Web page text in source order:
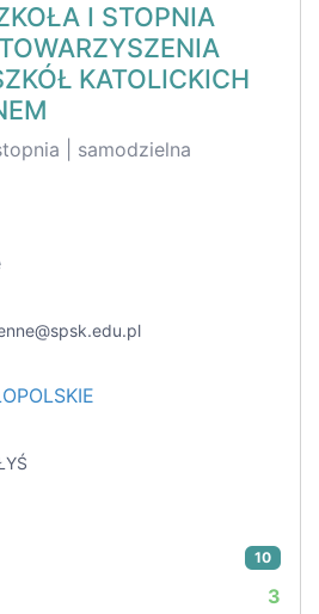
I STOPNIA
KATOLICKICH
| samodzielna
10
3